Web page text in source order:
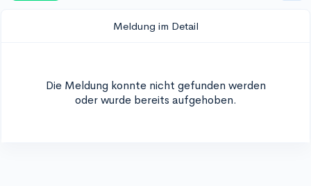
Meldung im Detail
Die Meldung konnte nicht gefunden werden
oder wurde bereits aufgehoben.